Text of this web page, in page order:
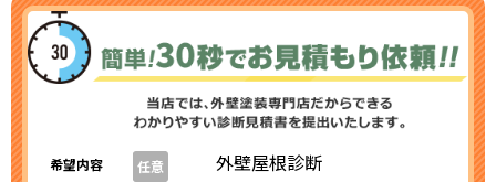
希望内容 任意
外壁屋根診断